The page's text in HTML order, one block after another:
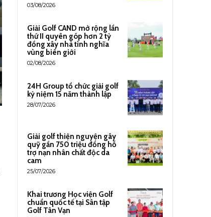
03/08/2026
Giải Golf CAND mở rộng lần
thứ II quyên góp hơn 2 tỷ
đồng xây nhà tình nghĩa
vùng biên giới
02/08/2026
24H Group tổ chức giải golf
kỷ niệm 15 năm thành lập
28/07/2026
Giải golf thiện nguyện gây
quỹ gần 750 triệu đồng hỗ
trợ nạn nhân chất độc da
cam
25/07/2026
Khai trương Học viện Golf
chuẩn quốc tế tại Sân tập
Golf Tân Vạn